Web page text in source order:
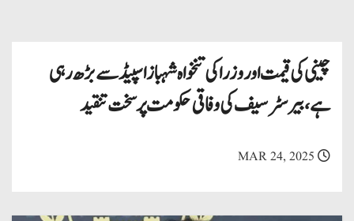
چینی کی قیمت اور وزرا کی تنخواہ شہباز اسپیڈ سے بڑھ رہی
ہے، بیرسٹر سیف کی وفاقی حکومت پر سخت تنقید
MAR 24, 2025